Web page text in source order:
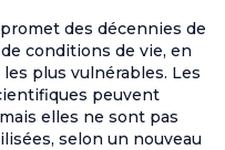
des décennies de
conditions de vie, en
plus vulnérables. Les
peuvent
elles ne sont pas
selon un nouveau